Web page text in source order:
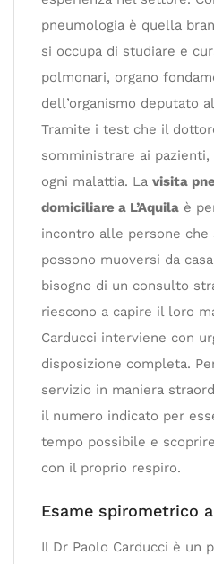
pneumologia è quella
si occupa di studiare e
polmonari, organo
dell’organismo deputato
Tramite i test che il
somministrare ai
ogni malattia. La visita
domiciliare a L’Aquila è
incontro alle persone che
possono muoversi da
bisogno di un consulto
riescono a capire il loro
Carducci interviene con
disposizione completa.
servizio in maniera
il numero indicato per
tempo possibile e
con il proprio respiro.
Esame spirometrico a
Il Dr Paolo Carducci è un